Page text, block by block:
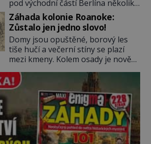
na jméno. Neustále se předhání v
plánování sabotáží, […]
pod východní částí Berlína několik
stovek metrů dlouhý tunel. Sověti
na sobě nenechají nic znát a
nechají nepřítele, aby si myslel, že
je přechytračil. Cennou informaci
jim dodá jeden z agentů. Oba
tábory jsou zvyklé působit v pozadí
a podle situace tlačit, jak oni […]
Záhada kolonie Roanoke:
Zůstalo jen jedno slovo!
Domy jsou opuštěné, borový les
tiše hučí a večerní stíny se plazí
mezi kmeny. Kolem osady je nově
nejspíš nedokáže osadníky
zachránit. Muži, ženy, děti – všichni
jsou pryč. Nadobro a navždycky!
Kapitán John White (asi 1539–1593)
v srpnu 1587 naposledy zamává
své právě narozené vnučce a
vstoupí na palubu. Nechce […]